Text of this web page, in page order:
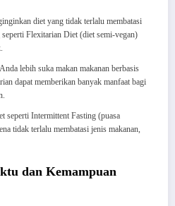
diet yang tidak terlalu membatasi
Flexitarian Diet (diet semi-vegan)
lebih suka makan makanan berbasis
dapat memberikan banyak manfaat bagi
seperti Intermittent Fasting (puasa
tidak terlalu membatasi jenis makanan,
dan Kemampuan